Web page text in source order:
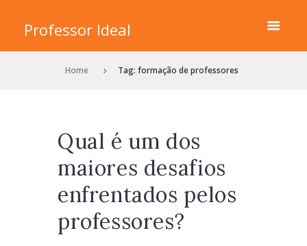
Professor Ideal
Home Tag: formação de professores
Qual é um dos
maiores desafios
enfrentados pelos
professores?